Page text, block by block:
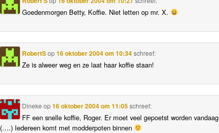
Goedenmorgen Betty, Koffie. Niet letten op mr. X.
RobertSop16 oktober 2004 om 10:34schreef:
Ze is alweer weg en ze laat haar koffie staan!
Dineke op16 oktober 2004 om 11:05schreef:
FF een snelle koffie, Roger. Er moet veel gepoetst worden vandaag
(….) Iedereen komt met modderpoten binnen